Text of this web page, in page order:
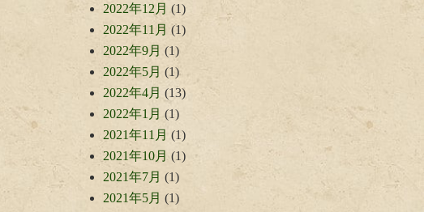
2022年12月 (1)
2022年11月 (1)
2022年9月 (1)
2022年5月 (1)
2022年4月 (13)
2022年1月 (1)
2021年11月 (1)
2021年10月 (1)
2021年7月 (1)
2021年5月 (1)